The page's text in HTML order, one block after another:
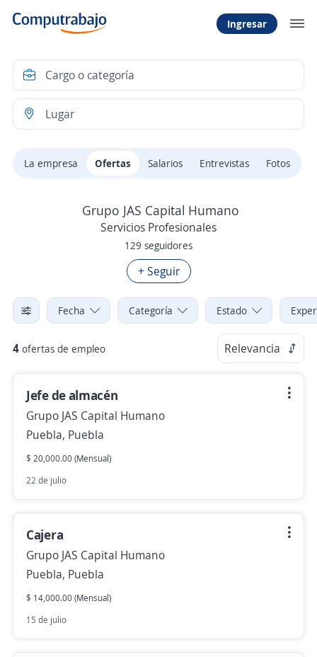
Ingresar
La empresa Ofertas Salarios Entrevistas Fotos
Grupo JAS Capital Humano
Servicios Profesionales
129 seguidores
+ Seguir
Fecha Categoría Estado
4 ofertas de empleo Relevancia
Jefe de almacén
Grupo JAS Capital Humano
Puebla, Puebla
$ 20,000.00 (Mensual)
22 de julio
Cajera
Grupo JAS Capital Humano
Puebla, Puebla
$ 14,000.00 (Mensual)
15 de julio